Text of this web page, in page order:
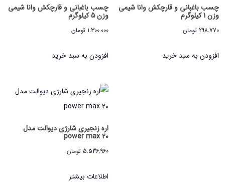
چسب باغبانی و قارچکش وانا شیمی
وزن 1 کیلوگرم
298.770 تومان
افزودن به سبد خرید
چسب باغبانی و قارچکش وانا شیمی
وزن 5 کیلوگرم
1.300.000 تومان
افزودن به سبد خرید
اره زنجیری شارژی دیوالت مدل
power max 20
5.536.960 تومان
اطلاعات بیشتر